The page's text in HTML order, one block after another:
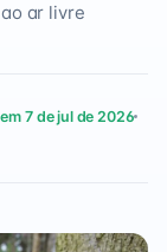
ar livre
7 de jul de 2026